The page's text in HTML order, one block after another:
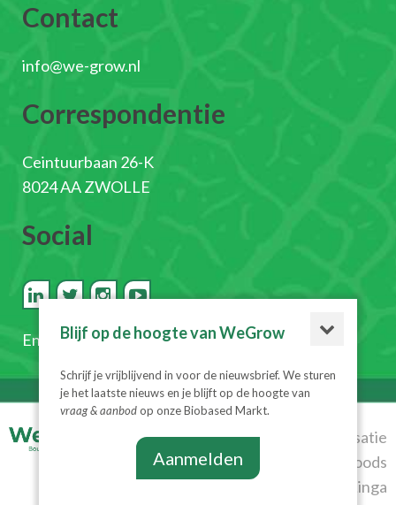
Contact
info@we-grow.nl
Correspondentie
Ceintuurbaan 26-K
8024 AA ZWOLLE
Social
En schrijf je in voor de nieuwsbrief
© 2026
WeGrow|Algemene
Realisatie
Diesignloods
& Linga
Blijf op de hoogte van WeGrow
Schrijf je vrijblijvend in voor de nieuwsbrief. We sturen
je het laatste nieuws en je blijft op de hoogte van
vraag & aanbodop onze Biobased Markt.
Aanmelden